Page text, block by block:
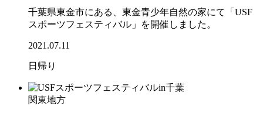
千葉県東金市にある、東金青少年自然の家にて「USF
スポーツフェスティバル」を開催しました。
2021.07.11
日帰り
関東地方